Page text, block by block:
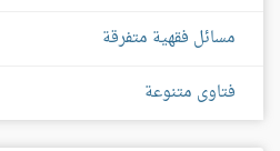
مسائل فقهية متفرقة
فتاوى متنوعة